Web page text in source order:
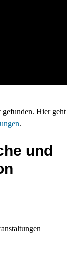
gefunden. Hier geht
.
und